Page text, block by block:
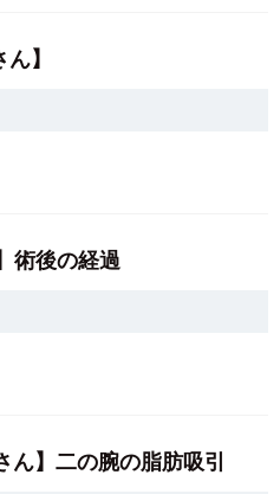
】
術後の経過
】二の腕の脂肪吸引